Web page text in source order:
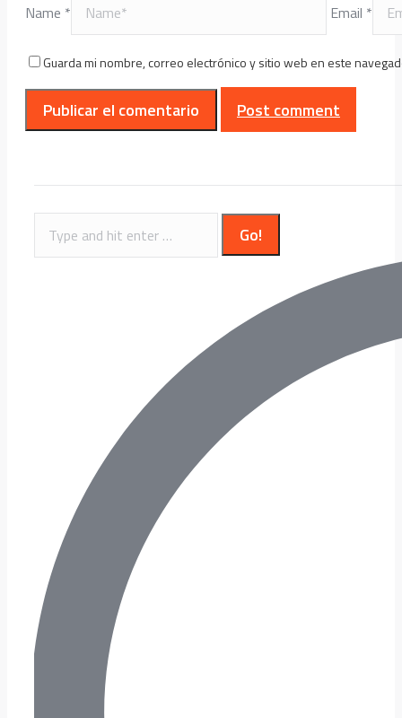
Name * Email *
Guarda mi nombre, correo electrónico y sitio web en este
Post comment